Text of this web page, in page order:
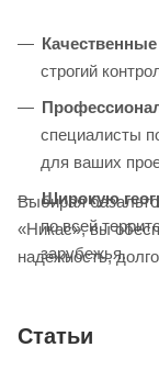
строгий
специалисты
для ваших
Широкую
по всей
зарубежья.
Выбирая
«Никас», вы
надежность,
Статьи